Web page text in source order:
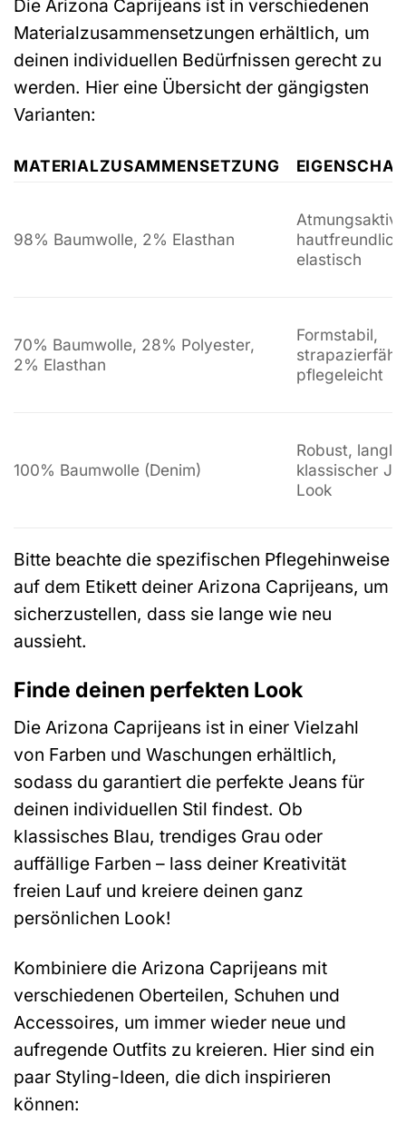
Die Arizona Caprijeans ist in verschiedenen
Materialzusammensetzungen erhältlich, um
deinen individuellen Bedürfnissen gerecht zu
werden. Hier eine Übersicht der gängigsten
Varianten:
MATERIALZUSAMMENSETZUNG
98% Baumwolle, 2% Elasthan
Atmungsaktiv,
elastisch
70% Baumwolle, 28% Polyester,
2% Elasthan
Formstabil,
pflegeleicht
100% Baumwolle (Denim)
Robust,
klassischer
Look
Bitte beachte die spezifischen Pflegehinweise
auf dem Etikett deiner Arizona Caprijeans, um
sicherzustellen, dass sie lange wie neu
aussieht.
Finde deinen perfekten Look
Die Arizona Caprijeans ist in einer Vielzahl
von Farben und Waschungen erhältlich,
sodass du garantiert die perfekte Jeans für
deinen individuellen Stil findest. Ob
klassisches Blau, trendiges Grau oder
auffällige Farben – lass deiner Kreativität
freien Lauf und kreiere deinen ganz
persönlichen Look!
Kombiniere die Arizona Caprijeans mit
verschiedenen Oberteilen, Schuhen und
Accessoires, um immer wieder neue und
aufregende Outfits zu kreieren. Hier sind ein
paar Styling-Ideen, die dich inspirieren
können: